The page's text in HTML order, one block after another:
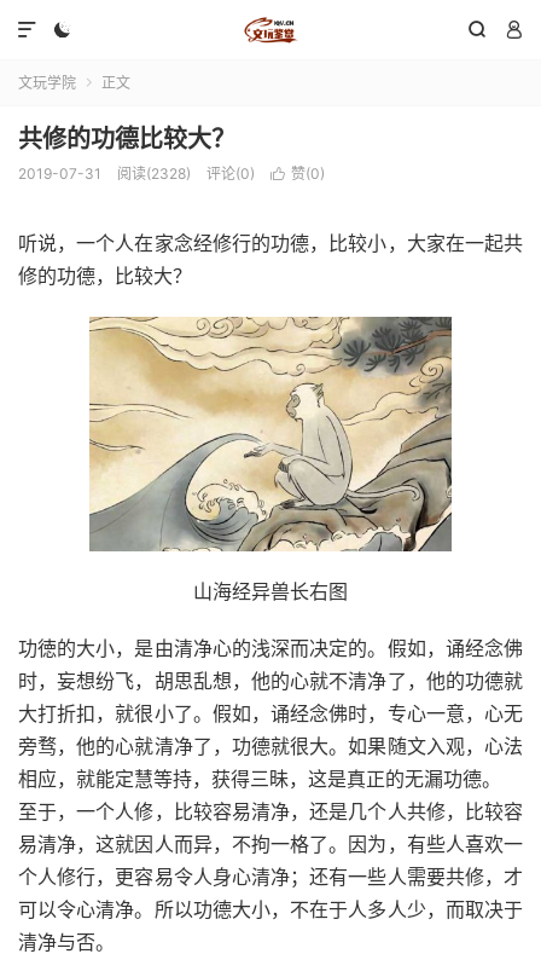
  

文玩学院  正文
共修的功德比较大？
2019-07-31 阅读(2328) 评论(0)  赞(0)
听说，一个人在家念经修行的功德，比较小，大家在一起共
修的功德，比较大？
山海经异兽长右图
功徳的大小，是由清净心的浅深而决定的。假如，诵经念佛
时，妄想纷飞，胡思乱想，他的心就不清净了，他的功德就
大打折扣，就很小了。假如，诵经念佛时，专心一意，心无
旁骛，他的心就清净了，功德就很大。如果随文入观，心法
相应，就能定慧等持，获得三昧，这是真正的无漏功德。
至于，一个人修，比较容易清净，还是几个人共修，比较容
易清净，这就因人而异，不拘一格了。因为，有些人喜欢一
个人修行，更容易令人身心清净；还有一些人需要共修，才
可以令心清净。所以功德大小，不在于人多人少，而取决于
清净与否。